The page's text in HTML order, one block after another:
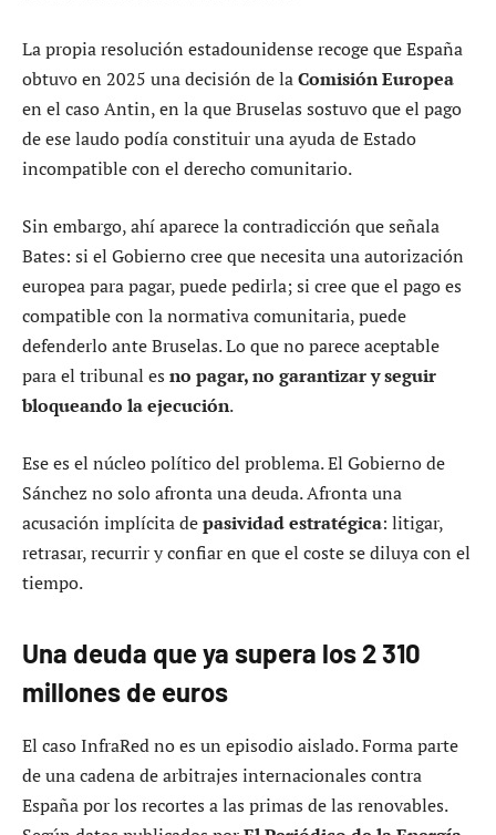
La propia resolución estadounidense recoge que España
obtuvo en 2025 una decisión de laComisión Europea
en el caso Antin, en la que Bruselas sostuvo que el pago
de ese laudo podía constituir una ayuda de Estado
incompatible con el derecho comunitario.
Sin embargo, ahí aparece la contradicción que señala
Bates: si el Gobierno cree que necesita una autorización
europea para pagar, puede pedirla; si cree que el pago es
compatible con la normativa comunitaria, puede
defenderlo ante Bruselas. Lo que no parece aceptable
para el tribunal es no pagar, no garantizar y seguir
bloqueando la ejecución.
Ese es el núcleo político del problema. El Gobierno de
Sánchez no solo afronta una deuda. Afronta una
acusación implícita depasividad estratégica: litigar,
retrasar, recurrir y confiar en que el coste se diluya con el
tiempo.
Una deuda que ya supera los 2 310
millones de euros
El caso InfraRed no es un episodio aislado. Forma parte
de una cadena de arbitrajes internacionales contra
España por los recortes a las primas de las renovables.